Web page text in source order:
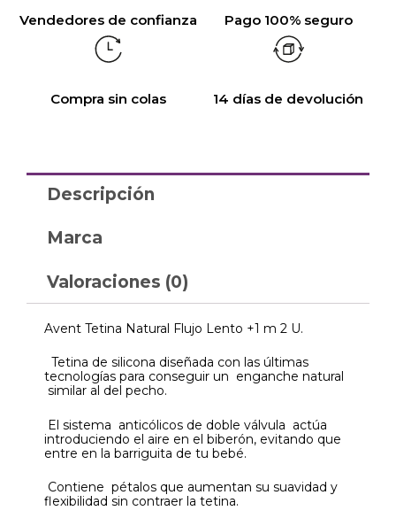
Vendedores de confianza Pago 100% seguro
Compra sin colas 14 días de devolución
Descripción
Marca
Valoraciones (0)
Avent Tetina Natural Flujo Lento +1 m 2 U.
Tetina de silicona diseñada con las últimas
tecnologías para conseguir un enganche natural
similar al del pecho.
El sistema anticólicos de doble válvula actúa
introduciendo el aire en el biberón, evitando que
entre en la barriguita de tu bebé.
Contiene pétalos que aumentan su suavidad y
flexibilidad sin contraer la tetina.